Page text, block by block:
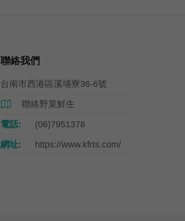
聯絡我們
台南市西港區溪埔寮36-6號
 聯絡野菜鮮生
電話: (06)7951378
網址: https://www.kfrts.com/